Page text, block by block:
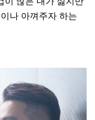
나 아껴주자 하는